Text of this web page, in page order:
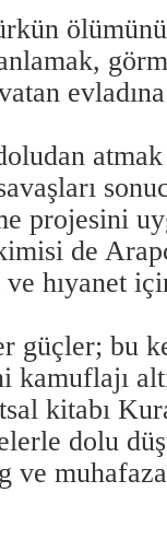
projesini
de
hıyanet
güçler; bu
kitabı
dolu
ve